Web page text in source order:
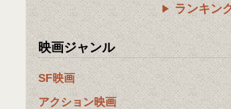
ランキン
映画ジャンル
SF映画
アクション映画